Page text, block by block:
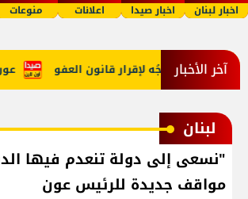
اخبار لبنان اخبار صيدا اعلانات منوعات
آخر الأخبار عون الحرب وتوجُه لإقرار قانون العفو
لبنان
"نسعى إلى دولة تنعدم فيها
مواقف جديدة للرئيس عون